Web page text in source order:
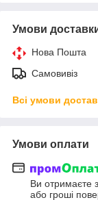
Умови
Нова Пошта
Самовивіз
Всі умови
Умови оплати
Ви отримаєте
або гроші